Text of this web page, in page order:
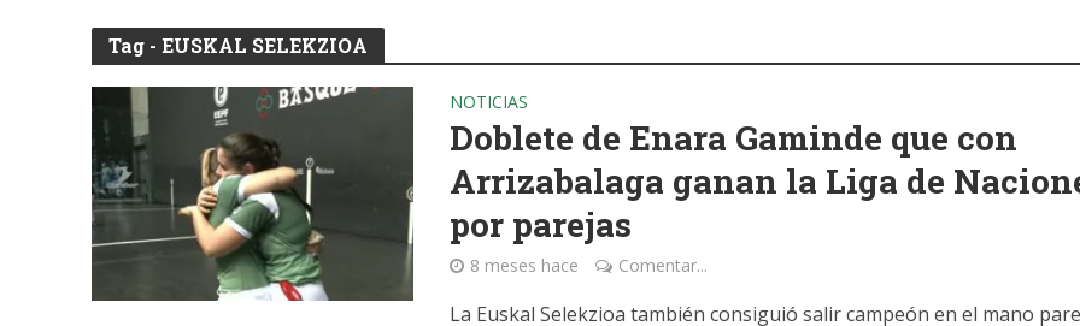
Tag - EUSKAL SELEKZIOA
NOTICIAS
Doblete de Enara Gaminde que con
Arrizabalaga ganan la Liga de
por parejas
8 meses hace Comentar...
La Euskal Selekzioa también consiguió salir campeón en el mano